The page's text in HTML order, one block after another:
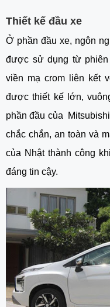
Thiết kế đầu xe
Ở phần đầu xe, ngôn
được sử dụng từ
viền mạ crom liên kết
được thiết kế lớn,
phần đầu của
chắc chắn, an toàn và
của Nhật thành công
đáng tin cậy.